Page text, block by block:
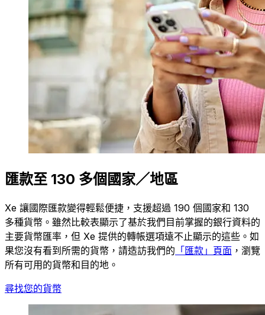
匯款至 130 多個國家／地區
Xe 讓國際匯款變得輕鬆便捷，支援超過 190 個國家和 130
多種貨幣。雖然比較表顯示了基於我們目前掌握的銀行資料的
主要貨幣匯率，但 Xe 提供的轉帳選項遠不止顯示的這些。如
果您沒有看到所需的貨幣，請造訪我們的 「匯款」頁面 ，瀏覽
所有可用的貨幣和目的地。
尋找您的貨幣